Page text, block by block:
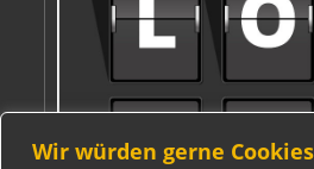
Wir würden gerne